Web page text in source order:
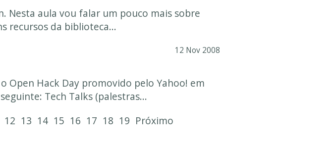
Nesta aula vou falar um pouco mais sobre
recursos da biblioteca...
12 Nov 2008
Open Hack Day promovido pelo Yahoo! em
Tech Talks (palestras...
12 13 14 15 16 17 18 19 Próximo